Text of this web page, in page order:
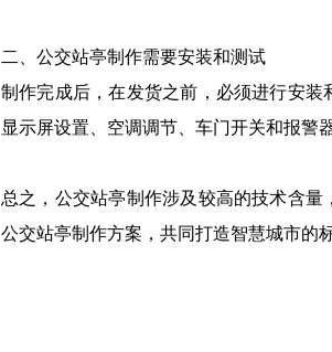
二、公交站亭制作需要安装和测试
制作完成后，在发货之前，必须进行安装
显示屏设置、空调调节、车门开关和报警
总之，公交站亭制作涉及较高的技术含
公交站亭制作方案，共同打造智慧城市的